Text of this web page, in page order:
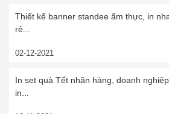
Thiết kế banner standee ẩm thực, in
rẻ...
02-12-2021
In set quà Tết nhãn hàng, doanh
in...